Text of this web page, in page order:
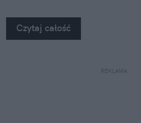
Czytaj całość
REKLAMA